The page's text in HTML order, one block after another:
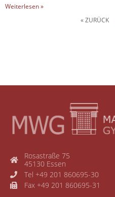
Weiterlesen »
« ZURÜCK
Rosastraße 75
45130 Essen
Tel +49 201 860695-30
Fax +49 201 860695-31